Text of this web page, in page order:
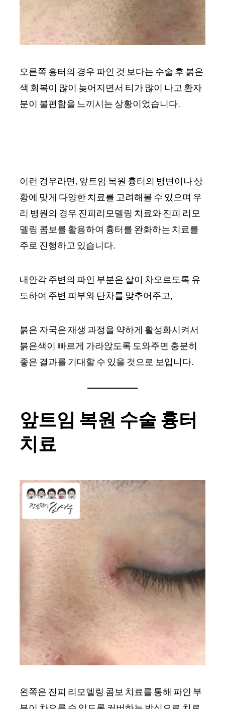
오른쪽 흉터의 경우 파인 것 보다는 수술 후 붉은
색 회복이 많이 늦어지면서 티가 많이 나고 환자
분이 불편함을 느끼시는 상황이었습니다.
이런 경우라면, 앞트임 복원 흉터의 병변이나 상
황에 맞게 다양한 치료를 고려해볼 수 있으며 우
리 병원의 경우 진피리모델링 치료와 진피 리모
델링 콤보를 활용하여 흉터를 완화하는 치료를
주로 진행하고 있습니다.
내안각 주변의 파인 부분은 살이 차오르도록 유
도하여 주변 피부와 단차를 맞추어주고,
붉은 자국은 재생 과정을 약하게 활성화시켜서
붉은색이 빠르게 가라앉도록 도와주면 충분히
좋은 결과를 기대할 수 있을 것으로 보입니다.
앞트임 복원 수술 흉터
치료
왼쪽은 진피 리모델링 콤보 치료를 통해 파인 부